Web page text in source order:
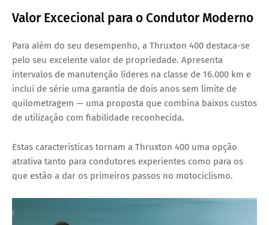
Valor Excecional para o Condutor Moderno
Para além do seu desempenho, a Thruxton 400 destaca-se
pelo seu excelente valor de propriedade. Apresenta
intervalos de manutenção líderes na classe de 16.000 km e
inclui de série uma garantia de dois anos sem limite de
quilometragem — uma proposta que combina baixos custos
de utilização com fiabilidade reconhecida.
Estas características tornam a Thruxton 400 uma opção
atrativa tanto para condutores experientes como para os
que estão a dar os primeiros passos no motociclismo.